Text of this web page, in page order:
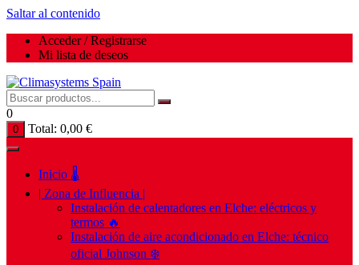
Saltar al contenido
Acceder / Registrarse
Mi lista de deseos
0
0 Total: 0,00 €
Inicio 🌡️
| Zona de Influencia |
Instalación de calentadores en Elche: eléctricos y
termos 🔥
Instalación de aire acondicionado en Elche: técnico
oficial Johnson ❄️